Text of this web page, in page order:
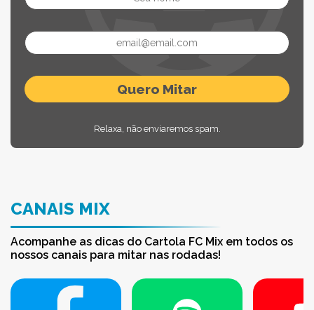
Relaxa, não enviaremos spam.
CANAIS MIX
Acompanhe as dicas do Cartola FC Mix em todos os
nossos canais para mitar nas rodadas!